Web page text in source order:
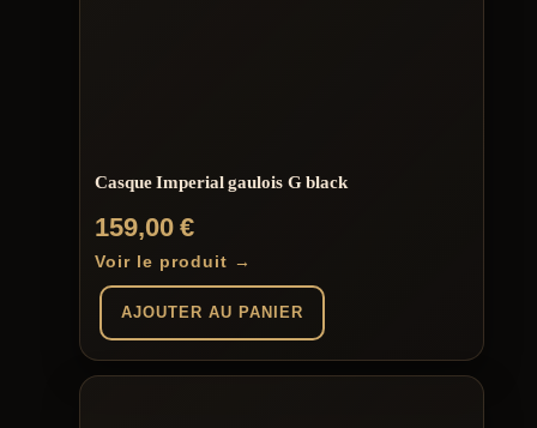
Casque Imperial gaulois G black
159,00€
Voir le produit →
AJOUTER AU PANIER